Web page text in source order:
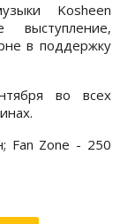
Kosheen
в поддержку
во всех
Fan Zone - 250